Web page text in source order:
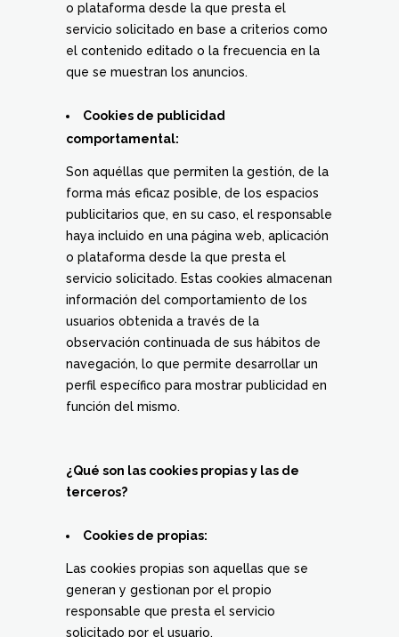
o plataforma desde la que presta el
servicio solicitado en base a criterios como
el contenido editado o la frecuencia en la
que se muestran los anuncios.
Cookies de publicidad
comportamental:
Son aquéllas que permiten la gestión, de la
forma más eficaz posible, de los espacios
publicitarios que, en su caso, el responsable
haya incluido en una página web, aplicación
o plataforma desde la que presta el
servicio solicitado. Estas cookies almacenan
información del comportamiento de los
usuarios obtenida a través de la
observación continuada de sus hábitos de
navegación, lo que permite desarrollar un
perfil específico para mostrar publicidad en
función del mismo.
¿Qué son las cookies propias y las de
terceros?
Cookies de propias:
Las cookies propias son aquellas que se
generan y gestionan por el propio
responsable que presta el servicio
solicitado por el usuario.